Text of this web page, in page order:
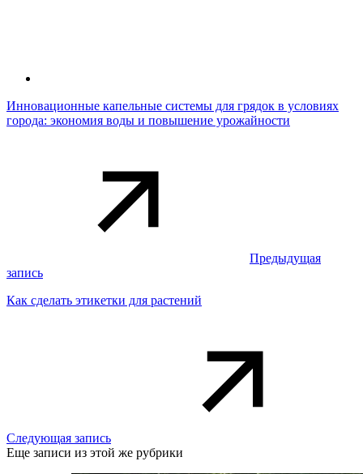
Инновационные капельные системы для грядок в условиях
города: экономия воды и повышение урожайности
Предыдущая
запись
Как сделать этикетки для растений
Следующая запись
Еще записи из этой же рубрики